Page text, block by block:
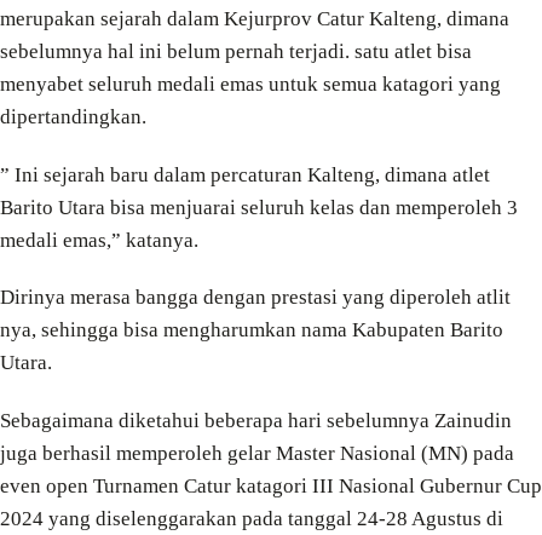
merupakan sejarah dalam Kejurprov Catur Kalteng, dimana
sebelumnya hal ini belum pernah terjadi. satu atlet bisa
menyabet seluruh medali emas untuk semua katagori yang
dipertandingkan.
” Ini sejarah baru dalam percaturan Kalteng, dimana atlet
Barito Utara bisa menjuarai seluruh kelas dan memperoleh 3
medali emas,” katanya.
Dirinya merasa bangga dengan prestasi yang diperoleh atlit
nya, sehingga bisa mengharumkan nama Kabupaten Barito
Utara.
Sebagaimana diketahui beberapa hari sebelumnya Zainudin
juga berhasil memperoleh gelar Master Nasional (MN) pada
even open Turnamen Catur katagori III Nasional Gubernur Cup
2024 yang diselenggarakan pada tanggal 24-28 Agustus di